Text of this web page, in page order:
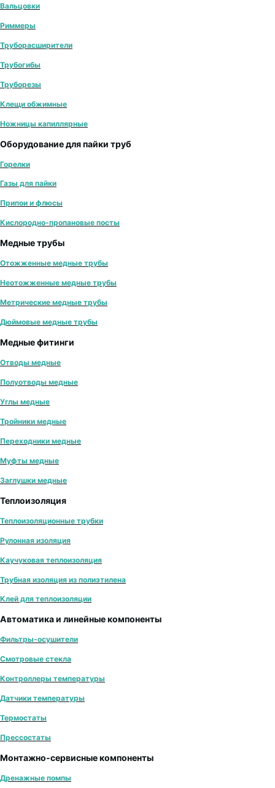
Вальцовки
Риммеры
Труборасширители
Трубогибы
Труборезы
Клещи обжимные
Ножницы капиллярные
Оборудование для пайки труб
Горелки
Газы для пайки
Припои и флюсы
Кислородно-пропановые посты
Медные трубы
Отожженные медные трубы
Неотожженные медные трубы
Метрические медные трубы
Дюймовые медные трубы
Медные фитинги
Отводы медные
Полуотводы медные
Углы медные
Тройники медные
Переходники медные
Муфты медные
Заглушки медные
Теплоизоляция
Теплоизоляционные трубки
Рулонная изоляция
Каучуковая теплоизоляция
Трубная изоляция из полиэтилена
Клей для теплоизоляции
Автоматика и линейные компоненты
Фильтры-осушители
Смотровые стекла
Контроллеры температуры
Датчики температуры
Термостаты
Прессостаты
Монтажно‑сервисные компоненты
Дренажные помпы